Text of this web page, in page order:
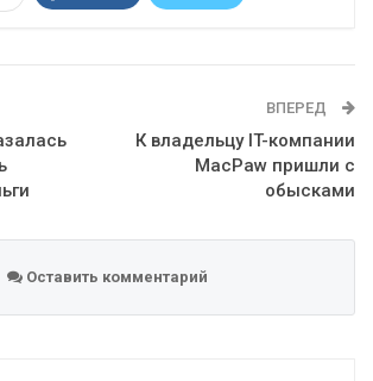
ВПЕРЕД
К владельцу IT-компании
MacPaw пришли с
обысками
Оставить комментарий